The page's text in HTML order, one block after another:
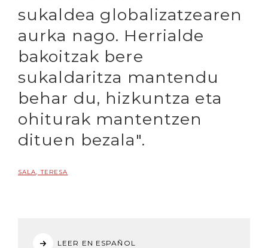
sukaldea globalizatzearen
aurka nago. Herrialde
bakoitzak bere
sukaldaritza mantendu
behar du, hizkuntza eta
ohiturak mantentzen
dituen bezala".
SALA, TERESA
LEER EN ESPAÑOL